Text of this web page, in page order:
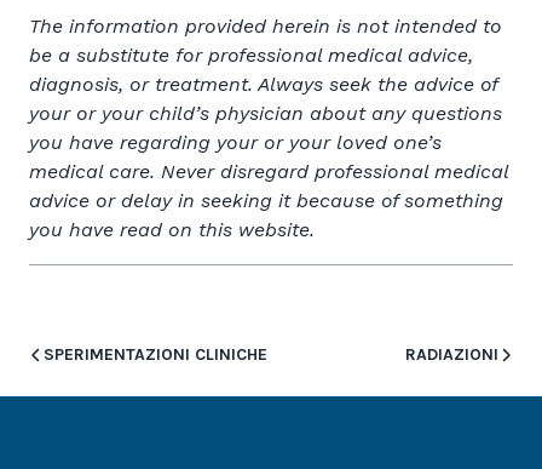
The information provided herein is not intended to
be a substitute for professional medical advice,
diagnosis, or treatment. Always seek the advice of
your or your child’s physician about any questions
you have regarding your or your loved one’s
medical care. Never disregard professional medical
advice or delay in seeking it because of something
you have read on this website.
SPERIMENTAZIONI CLINICHE RADIAZIONI